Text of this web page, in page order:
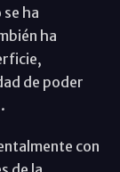
ha
ha
de poder
con